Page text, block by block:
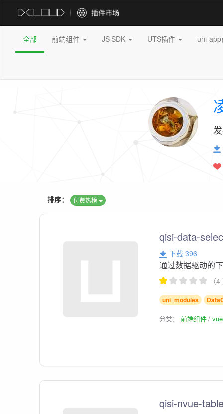
全部 前端组件 JS SDK UTS插件 uni-
排序： 付费热榜
qisi-data-
下载 396
通过数据驱动的
（
uni_modules
分类：前端组件
qisi-nvue-